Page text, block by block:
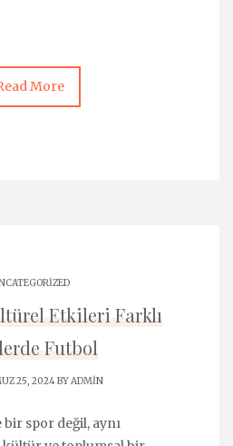
More
Etkileri Farklı
Futbol
25, 2024 BYADMIN
bir spor değil, aynı